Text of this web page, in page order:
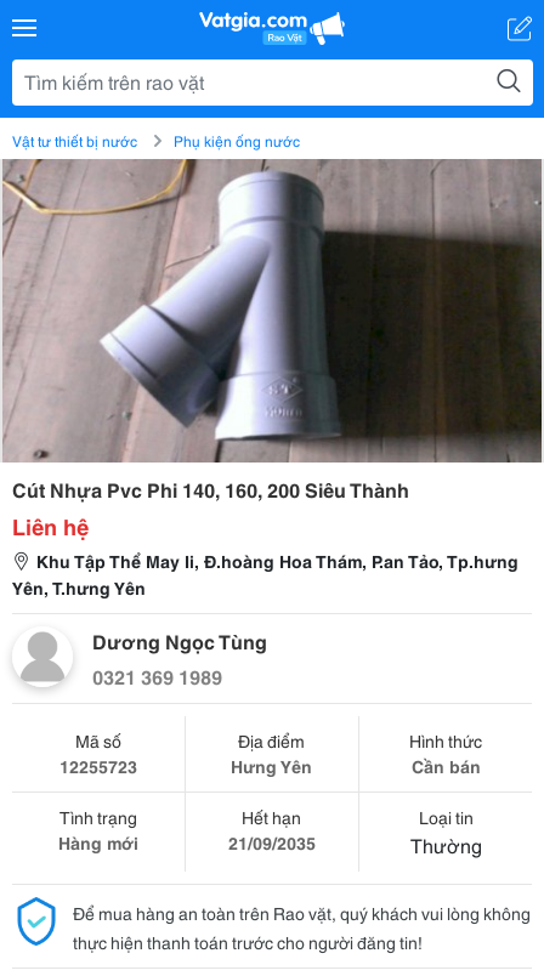
Vật tư thiết bị nước Phụ kiện ống nước
Cút Nhựa Pvc Phi 140, 160, 200 Siêu Thành
Liên hệ
Khu Tập Thể May Ii, Đ.hoàng Hoa Thám, P.an Tảo, Tp.hưng
Yên, T.hưng Yên
Dương Ngọc Tùng
0321 369 1989
Mã số
12255723
Địa điểm
Hưng Yên
Hình thức
Cần bán
Tình trạng
Hàng mới
Hết hạn
21/09/2035
Loại tin
Thường
Để mua hàng an toàn trên Rao vặt, quý khách vui lòng không
thực hiện thanh toán trước cho người đăng tin!